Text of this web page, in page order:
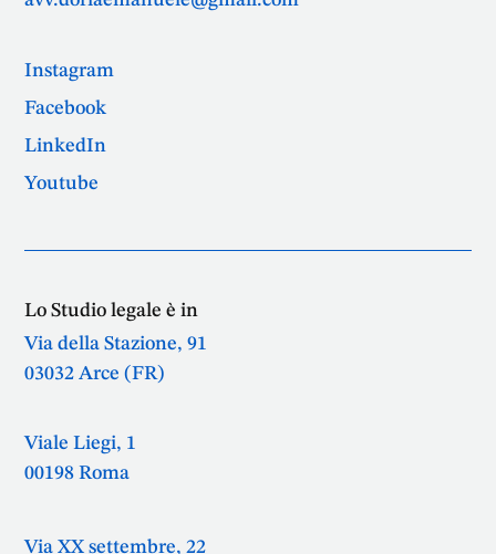
Instagram
Facebook
LinkedIn
Youtube
Lo Studio legale è in
Via della Stazione, 91
03032 Arce (FR)
Viale Liegi, 1
00198 Roma
Via XX settembre, 22